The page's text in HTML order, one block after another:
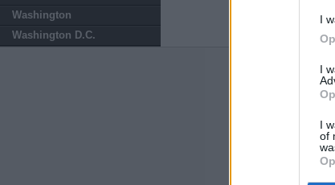
I
I
I
of
Washington
Washington D.C.
Últimas
uso
El